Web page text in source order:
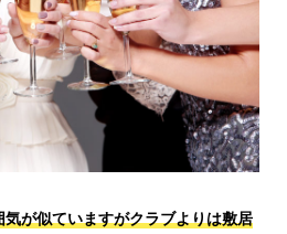
が似ていますがクラブよりは敷居